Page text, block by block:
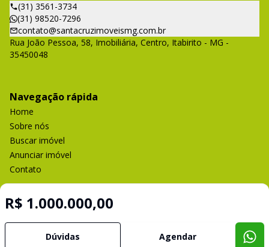
R$ 1.000.000,00
Dúvidas Agendar
(31) 3561-3734
(31) 98520-7296
contato@santacruzimoveismg.com.br
Rua João Pessoa, 58, Imobiliária, Centro, Itabirito - MG -
35450048
Navegação rápida
Home
Sobre nós
Buscar imóvel
Anunciar imóvel
Contato
Selo de Tecnologia Loft